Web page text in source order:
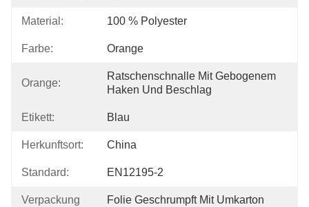
Material: 100 % Polyester
Farbe: Orange
Orange:
Ratschenschnalle Mit Gebogenem
Haken Und Beschlag
Etikett: Blau
Herkunftsort: China
Standard: EN12195-2
Verpackung
Folie Geschrumpft Mit Umkarton